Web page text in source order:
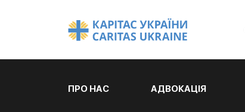
ПРО НАС АДВОКАЦІЯ